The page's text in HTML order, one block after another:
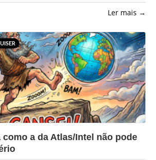
Ler mais →
como a da Atlas/Intel não pode